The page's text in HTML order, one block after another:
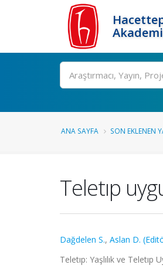
Ara
ANA SAYFA SON EKLENEN
Teletıp
Dağdelen S., Aslan D.
Teletıp: Yaşlılık ve